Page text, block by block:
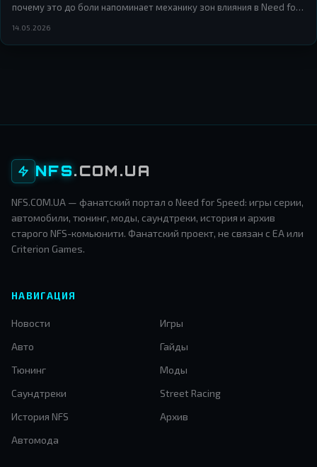
почему это до боли напоминает механику зон влияния в Need for
14.05.2026
NFS.COM.UA
NFS.COM.UA — фанатский портал о Need for Speed: игры серии,
автомобили, тюнинг, моды, саундтреки, история и архив
старого NFS-комьюнити. Фанатский проект, не связан с EA или
Criterion Games.
НАВИГАЦИЯ
Новости
Игры
Авто
Гайды
Тюнинг
Моды
Саундтреки
Street Racing
История NFS
Архив
Автомода